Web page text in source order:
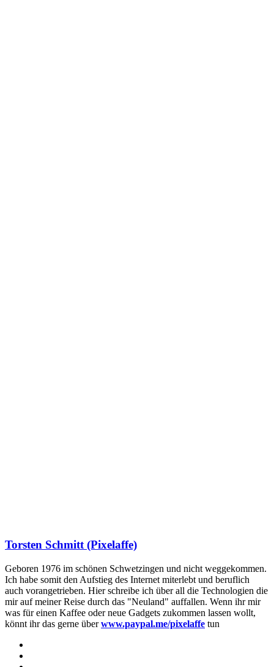
Torsten Schmitt (Pixelaffe)
Geboren 1976 im schönen Schwetzingen und nicht weggekommen.
Ich habe somit den Aufstieg des Internet miterlebt und beruflich
auch vorangetrieben. Hier schreibe ich über all die Technologien die
mir auf meiner Reise durch das "Neuland" auffallen. Wenn ihr mir
was für einen Kaffee oder neue Gadgets zukommen lassen wollt,
könnt ihr das gerne überwww.paypal.me/pixelaffe tun